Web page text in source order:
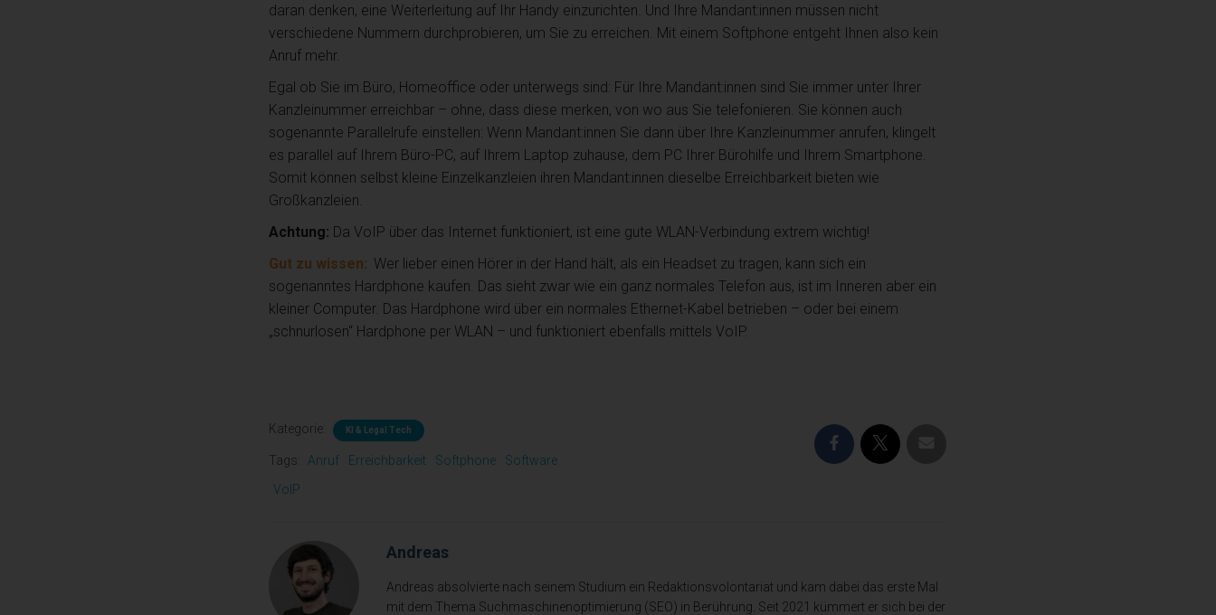
daran denken, eine Weiterleitung auf Ihr Handy einzurichten. Und Ihre Mandant:innen müssen nicht
verschiedene Nummern durchprobieren, um Sie zu erreichen. Mit einem Softphone entgeht Ihnen also kein
Anruf mehr.
Egal ob Sie im Büro, Homeoffice oder unterwegs sind: Für Ihre Mandant:innen sind Sie immer unter Ihrer
Kanzleinummer erreichbar – ohne, dass diese merken, von wo aus Sie telefonieren. Sie können auch
sogenannte Parallelrufe einstellen: Wenn Mandant:innen Sie dann über Ihre Kanzleinummer anrufen, klingelt
es parallel auf Ihrem Büro-PC, auf Ihrem Laptop zuhause, dem PC Ihrer Bürohilfe und Ihrem Smartphone.
Somit können selbst kleine Einzelkanzleien ihren Mandant:innen dieselbe Erreichbarkeit bieten wie
Großkanzleien.
Achtung: Da VoIP über das Internet funktioniert, ist eine gute WLAN-Verbindung extrem wichtig!
Gut zu wissen: Wer lieber einen Hörer in der Hand hält, als ein Headset zu tragen, kann sich ein
sogenanntes Hardphone kaufen. Das sieht zwar wie ein ganz normales Telefon aus, ist im Inneren aber ein
kleiner Computer. Das Hardphone wird über ein normales Ethernet-Kabel betrieben – oder bei einem
„schnurlosen“ Hardphone per WLAN – und funktioniert ebenfalls mittels VoIP.
Kategorie: KI & Legal Tech
Tags: Anruf Erreichbarkeit Softphone
Software
VoIP
Andreas
Andreas absolvierte nach seinem Studium ein Redaktionsvolontariat und kam dabei das erste Mal
mit dem Thema Suchmaschinenoptimierung (SEO) in Berührung. Seit 2021 kümmert er sich bei der